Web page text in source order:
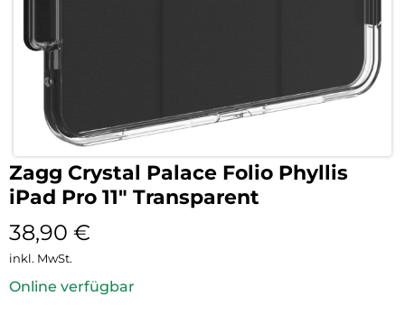
Zagg Crystal Palace Folio Phyllis
iPad Pro 11″ Transparent
38,90 €
inkl. MwSt.
Online verfügbar